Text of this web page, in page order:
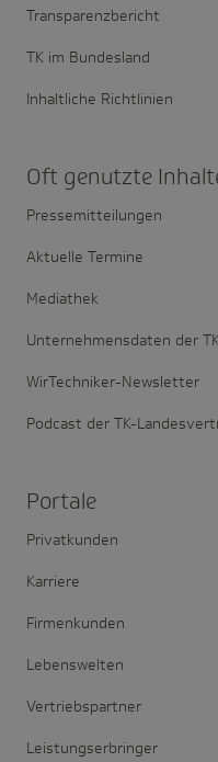
Transparenzbericht
TK im Bundesland
Inhaltliche Richtlinien
Oft genutzte
Pressemitteilungen
Aktuelle Termine
Mediathek
Unternehmensdaten der TK
WirTechniker-Newsletter
Podcast der TK-
Portale
Privatkunden
Karriere
Firmenkunden
Lebenswelten
Vertriebspartner
Leistungserbringer